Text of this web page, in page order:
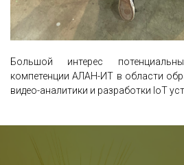
Большой интерес
компетенции АЛАН-ИТ в области
видео-аналитики и разработки IoT